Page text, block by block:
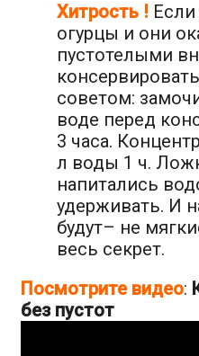
Хитрость !
огурцы и они
пустотелыми
советом:
воде перед
3 часа.
л воды 1 ч.
напитались
удерживать. И
будут– не
весь секрет.
Посмотрите видео:
без пустот